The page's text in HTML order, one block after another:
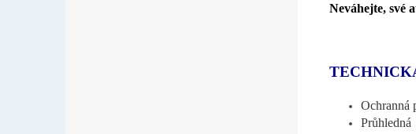
Neváhejte, své
Ochranná
Průhledná